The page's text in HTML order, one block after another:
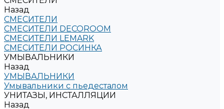
Назад
СМЕСИТЕЛИ
СМЕСИТЕЛИ DECOROOM
СМЕСИТЕЛИ LEMARK
СМЕСИТЕЛИ РОСИНКА
УМЫВАЛЬНИКИ
Назад
УМЫВАЛЬНИКИ
Умывальники с пьедесталом
УНИТАЗЫ, ИНСТАЛЛЯЦИИ
Назад